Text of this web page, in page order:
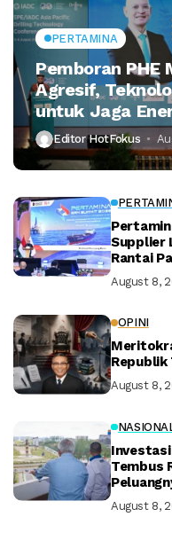
PERTAMINA
Pemboran PHE
Agresif,
untuk Jaga
Nasional
Editor HotFokus
Supplier
Rantai
August 8,
OPINI
August 8,
Tembus
August 8,